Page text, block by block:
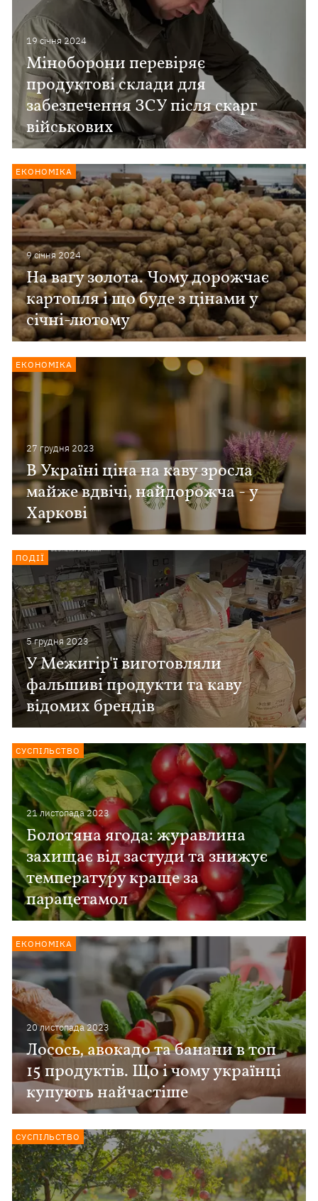
19 сiчня 2024
Міноборони перевіряє
продуктові склади для
забезпечення ЗСУ після скарг
військових
9 сiчня 2024
На вагу золота. Чому дорожчає
картопля і що буде з цінами у
січні-лютому
ЕКОНОМІКА
27 грудня 2023
В Україні ціна на каву зросла
майже вдвічі, найдорожча - у
Харкові
ЕКОНОМІКА
5 грудня 2023
У Межигір'ї виготовляли
фальшиві продукти та каву
відомих брендів
ПОДІЇ
21 листопада 2023
Болотяна ягода: журавлина
захищає від застуди та знижує
температуру краще за
парацетамол
СУСПІЛЬСТВО
20 листопада 2023
Лосось, авокадо та банани в топ
15 продуктів. Що і чому українці
купують найчастіше
ЕКОНОМІКА
СУСПІЛЬСТВО